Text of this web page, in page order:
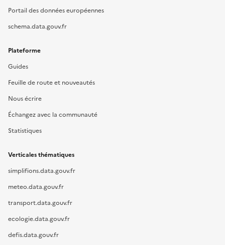
Portail des données européennes
schema.data.gouv.fr
Plateforme
Guides
Feuille de route et nouveautés
Nous écrire
Échangez avec la communauté
Statistiques
Verticales thématiques
simplifions.data.gouv.fr
meteo.data.gouv.fr
transport.data.gouv.fr
ecologie.data.gouv.fr
defis.data.gouv.fr